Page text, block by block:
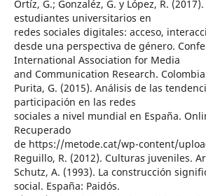
Ortíz, G.; Gonzaléz, G. y López, R. (2017).
estudiantes universitarios en
redes sociales digitales: acceso,
desde una perspectiva de género.
International Association for Media
and Communication Research.
Purita, G. (2015). Análisis de las
participación en las redes
sociales a nivel mundial en España.
Recuperado
de https://metode.cat/wp-content/
Reguillo, R. (2012). Culturas juveniles.
Schutz, A. (1993). La construcción
social. España: Paidós.